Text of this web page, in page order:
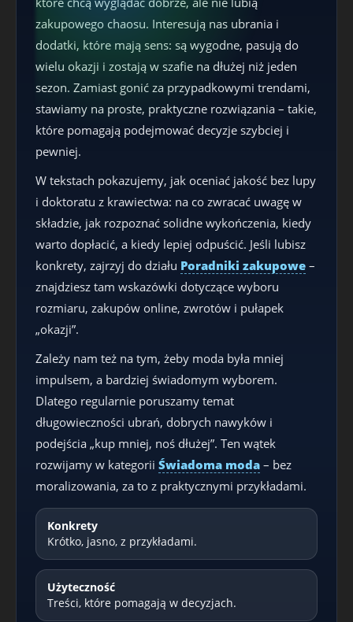
zakupowego chaosu. Interesują nas ubrania i
dodatki, które mają sens: są wygodne, pasują do
wielu okazji i zostają w szafie na dłużej niż jeden
sezon. Zamiast gonić za przypadkowymi trendami,
stawiamy na proste, praktyczne rozwiązania – takie,
które pomagają podejmować decyzje szybciej i
pewniej.
W tekstach pokazujemy, jak oceniać jakość bez lupy
i doktoratu z krawiectwa: na co zwracać uwagę w
składzie, jak rozpoznać solidne wykończenia, kiedy
warto dopłacić, a kiedy lepiej odpuścić. Jeśli lubisz
konkrety, zajrzyj do działu Poradniki zakupowe –
znajdziesz tam wskazówki dotyczące wyboru
rozmiaru, zakupów online, zwrotów i pułapek
„okazji”.
Zależy nam też na tym, żeby moda była mniej
impulsem, a bardziej świadomym wyborem.
Dlatego regularnie poruszamy temat
długowieczności ubrań, dobrych nawyków i
podejścia „kup mniej, noś dłużej”. Ten wątek
rozwijamy w kategorii Świadoma moda – bez
moralizowania, za to z praktycznymi przykładami.
Konkrety
Krótko, jasno, z przykładami.
Użyteczność
Treści, które pomagają w decyzjach.